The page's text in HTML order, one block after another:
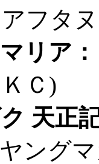
フタ
リア
Ｃ)
天正
ング